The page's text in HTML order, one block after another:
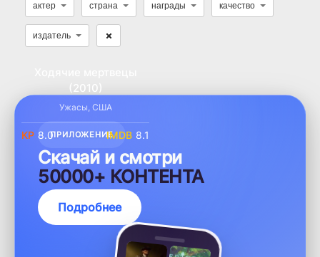
актер страна награды качество
издатель
(2010)
Ужасы, США
8.0 8.1
ПРИЛОЖЕНИЕ
Скачай и смотри
50000+ КОНТЕНТА
Подробнее